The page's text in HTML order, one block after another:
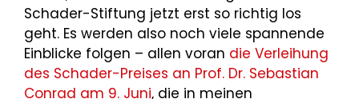
Schader-Stiftung jetzt erst so richtig los
geht. Es werden also noch viele spannende
Einblicke folgen – allen voran die Verleihung
des Schader-Preises an Prof. Dr. Sebastian
Conrad am 9. Juni, die in meinen